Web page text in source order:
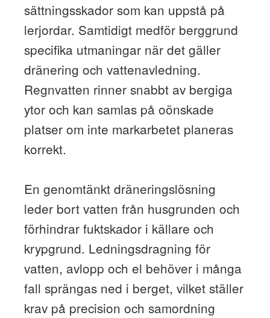
sättningsskador som kan uppstå på
lerjordar. Samtidigt medför berggrund
specifika utmaningar när det gäller
dränering och vattenavledning.
Regnvatten rinner snabbt av bergiga
ytor och kan samlas på oönskade
platser om inte markarbetet planeras
korrekt.
En genomtänkt dräneringslösning
leder bort vatten från husgrunden och
förhindrar fuktskador i källare och
krypgrund. Ledningsdragning för
vatten, avlopp och el behöver i många
fall sprängas ned i berget, vilket ställer
krav på precision och samordning